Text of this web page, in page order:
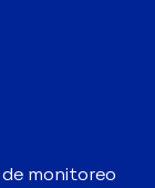
monitoreo